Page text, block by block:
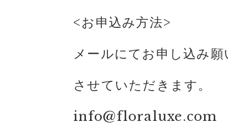
<お申込み方法>
メールにてお申し込み
させていただきます。
info@floraluxe.com